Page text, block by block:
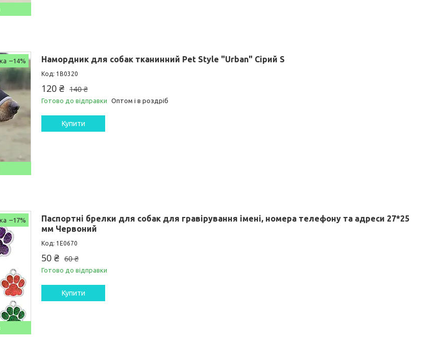
–14% Намордник для собак тканинний Pet Style "Urban" Сірий S
1B0320
140 ₴
120 ₴
Готово до відправки Оптом і в роздріб
Купити
–17%
Паспортні брелки для собак для гравірування імені, номера телефону та адреси 27*25
мм Червоний
1E0670
60 ₴
50 ₴
Готово до відправки
Купити